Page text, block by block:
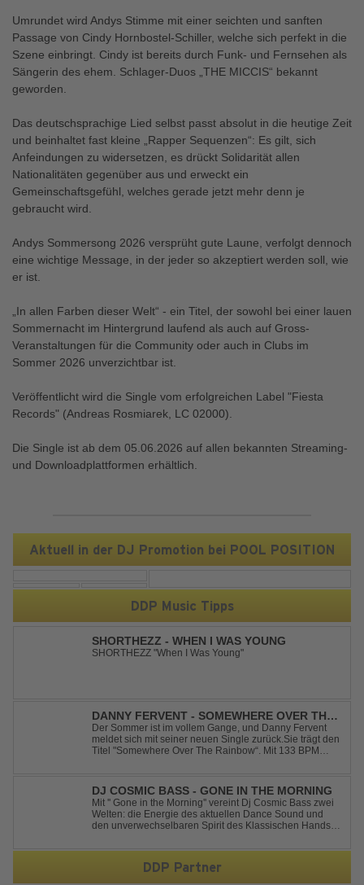
Aktuell in der DJ Promotion bei POOL POSITION
DDP Music Tipps
SHORTHEZZ - WHEN I WAS YOUNG
SHORTHEZZ "When I Was Young"
DANNY FERVENT - SOMEWHERE OVER THE
RAINBOW
Der Sommer ist im vollem Gange, und Danny Fervent
meldet sich mit seiner neuen Single zurück.Sie trägt den
Titel "Somewhere Over The Rainbow“. Mit 133 BPM
überzeugt. Kraftvolle, zugleich g...
DJ COSMIC BASS - GONE IN THE MORNING
Mit '' Gone in the Morning'' vereint Dj Cosmic Bass zwei
Welten: die Energie des aktuellen Dance Sound und
den unverwechselbaren Spirit des Klassischen Hands
DDP Partner
Umrundet wird Andys Stimme mit einer seichten und sanften
Passage von Cindy Hornbostel-Schiller, welche sich perfekt in die
Szene einbringt. Cindy ist bereits durch Funk- und Fernsehen als
Sängerin des ehem. Schlager-Duos „THE MICCIS“ bekannt
geworden.
Das deutschsprachige Lied selbst passt absolut in die heutige Zeit
und beinhaltet fast kleine „Rapper Sequenzen“: Es gilt, sich
Anfeindungen zu widersetzen, es drückt Solidarität allen
Nationalitäten gegenüber aus und erweckt ein
Gemeinschaftsgefühl, welches gerade jetzt mehr denn je
gebraucht wird.
Andys Sommersong 2026 versprüht gute Laune, verfolgt dennoch
eine wichtige Message, in der jeder so akzeptiert werden soll, wie
er ist.
„In allen Farben dieser Welt“ - ein Titel, der sowohl bei einer lauen
Sommernacht im Hintergrund laufend als auch auf Gross-
Veranstaltungen für die Community oder auch in Clubs im
Sommer 2026 unverzichtbar ist.
Veröffentlicht wird die Single vom erfolgreichen Label "Fiesta
Records" (Andreas Rosmiarek, LC 02000).
Die Single ist ab dem 05.06.2026 auf allen bekannten Streaming-
und Downloadplattformen erhältlich.